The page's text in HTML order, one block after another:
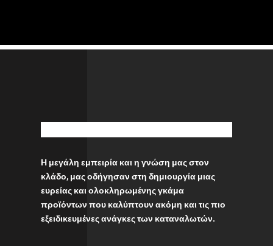
Η μεγάλη εμπειρία και η γνώση μας στον
κλάδο, μας οδήγησαν στη δημιουργία μιας
ευρείας και ολοκληρωμένης γκάμα
προϊόντων που καλύπτουν ακόμη και τις πιο
εξειδικευμένες ανάγκες των καταναλωτών.